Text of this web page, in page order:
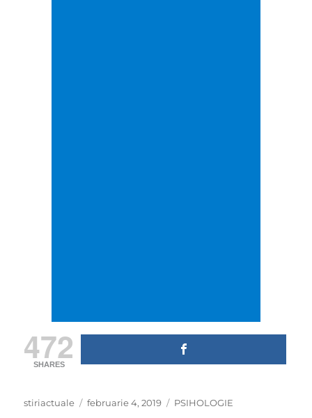
472
SHARES
Author
stiriactuale
Posted
februarie 4, 2019 Categories
PSIHOLOGIE